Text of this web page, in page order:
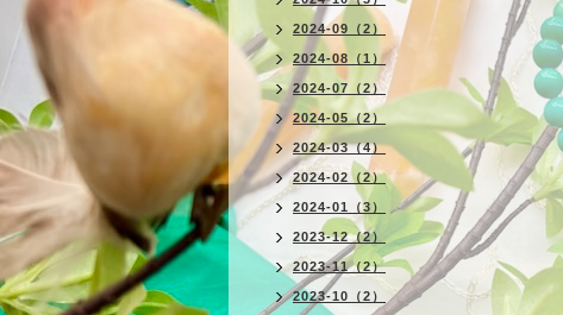
2024-09（2）
2024-08（1）
2024-07（2）
2024-05（2）
2024-03（4）
2024-02（2）
2024-01（3）
2023-12（2）
2023-11（2）
2023-10（2）